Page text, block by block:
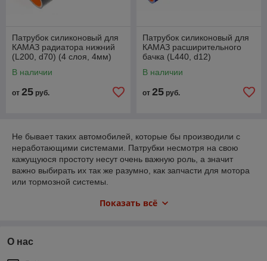
Патрубок силиконовый для
КАМАЗ радиатора нижний
(L200, d70) (4 слоя, 4мм)
В наличии
от 25 руб.
Патрубок силиконовый для
КАМАЗ расширительного
бачка (L440, d12)
В наличии
от 25 руб.
Не бывает таких автомобилей, которые бы производили с
неработающими системами. Патрубки несмотря на свою
кажущуюся простоту несут очень важную роль, а значит
важно выбирать их так же разумно, как запчасти для мотора
или тормозной системы.
Они выполняют свою функцию, но не являются наилучшим
которые отличаются высокой износостойкостью и
Показать всё
О нас